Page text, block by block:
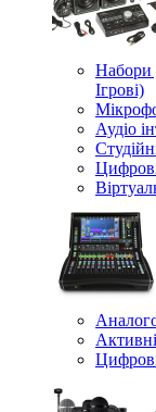
Набори
Ігрові)
Аудіо